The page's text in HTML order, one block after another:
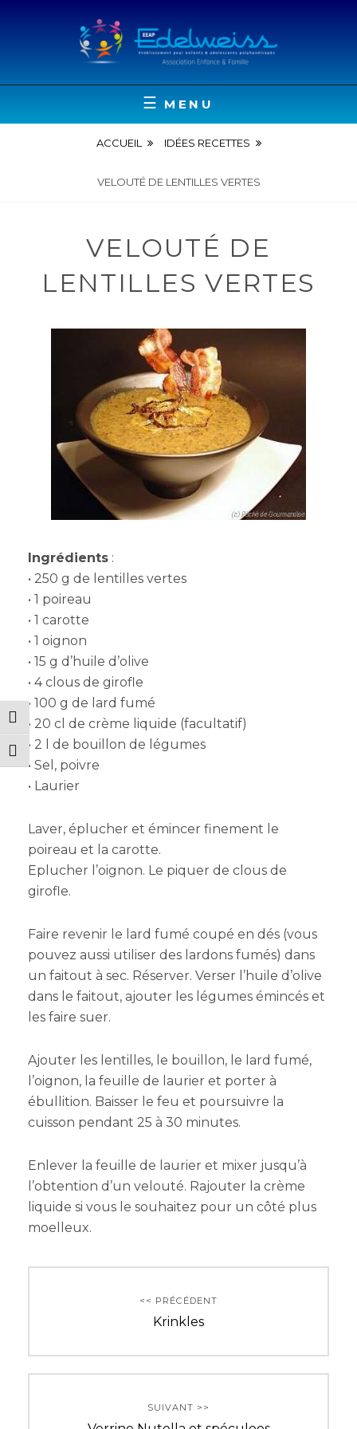
PASSER EN CONTRASTE ÉLEVÉ
CHANGER LA TAILLE DE LA POLICE
L'EDELWEISS
ADOLESCENTS POLYHANDICAPÉS
MENU
ACCUEIL IDÉES RECETTES
VELOUTÉ DE LENTILLES VERTES
VELOUTÉ DE
LENTILLES VERTES
Ingrédients :
• 250 g de lentilles vertes
• 1 poireau
• 1 carotte
• 1 oignon
• 15 g d’huile d’olive
• 4 clous de girofle
• 100 g de lard fumé
• 20 cl de crème liquide (facultatif)
• 2 l de bouillon de légumes
• Sel, poivre
• Laurier
Laver, éplucher et émincer finement le
poireau et la carotte.
Eplucher l’oignon. Le piquer de clous de
girofle.
Faire revenir le lard fumé coupé en dés (vous
pouvez aussi utiliser des lardons fumés) dans
un faitout à sec. Réserver. Verser l’huile d’olive
dans le faitout, ajouter les légumes émincés et
les faire suer.
Ajouter les lentilles, le bouillon, le lard fumé,
l’oignon, la feuille de laurier et porter à
ébullition. Baisser le feu et poursuivre la
cuisson pendant 25 à 30 minutes.
Enlever la feuille de laurier et mixer jusqu’à
l’obtention d’un velouté. Rajouter la crème
liquide si vous le souhaitez pour un côté plus
moelleux.
l’article
<< PRÉCÉDENT
Previous
Krinkles
SUIVANT >>